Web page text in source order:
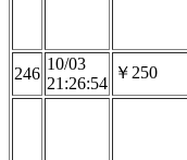
246
10/03
21:26:54
￥250